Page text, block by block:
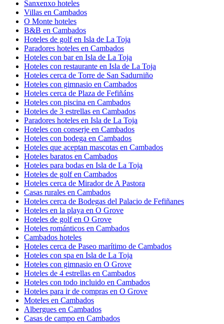
Sanxenxo hoteles
Villas en Cambados
O Monte hoteles
B&B en Cambados
Hoteles de golf en Isla de La Toja
Paradores hoteles en Cambados
Hoteles con bar en Isla de La Toja
Hoteles con restaurante en Isla de La Toja
Hoteles cerca de Torre de San Sadurniño
Hoteles con gimnasio en Cambados
Hoteles cerca de Plaza de Fefiñáns
Hoteles con piscina en Cambados
Hoteles de 3 estrellas en Cambados
Paradores hoteles en Isla de La Toja
Hoteles con conserje en Cambados
Hoteles con bodega en Cambados
Hoteles que aceptan mascotas en Cambados
Hoteles baratos en Cambados
Hoteles para bodas en Isla de La Toja
Hoteles de golf en Cambados
Hoteles cerca de Mirador de A Pastora
Casas rurales en Cambados
Hoteles cerca de Bodegas del Palacio de Fefiñanes
Hoteles en la playa en O Grove
Hoteles de golf en O Grove
Hoteles románticos en Cambados
Cambados hoteles
Hoteles cerca de Paseo marítimo de Cambados
Hoteles con spa en Isla de La Toja
Hoteles con gimnasio en O Grove
Hoteles de 4 estrellas en Cambados
Hoteles con todo incluido en Cambados
Hoteles para ir de compras en O Grove
Moteles en Cambados
Albergues en Cambados
Casas de campo en Cambados